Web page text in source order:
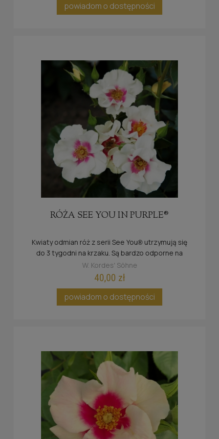
powiadom o dostępności
RÓŻA SEE YOU IN PURPLE®
Kwiaty odmian róż z serii See You® utrzymują się
do 3 tygodni na krzaku. Są bardzo odporne na
deszcz oraz słońce.
W. Kordes' Söhne
40,00 zł
powiadom o dostępności